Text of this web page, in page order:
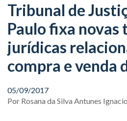
Tribunal de
Paulo fixa novas
jurídicas
compra e venda
05/09/2017
Por Rosana da Silva Antunes Ignacio